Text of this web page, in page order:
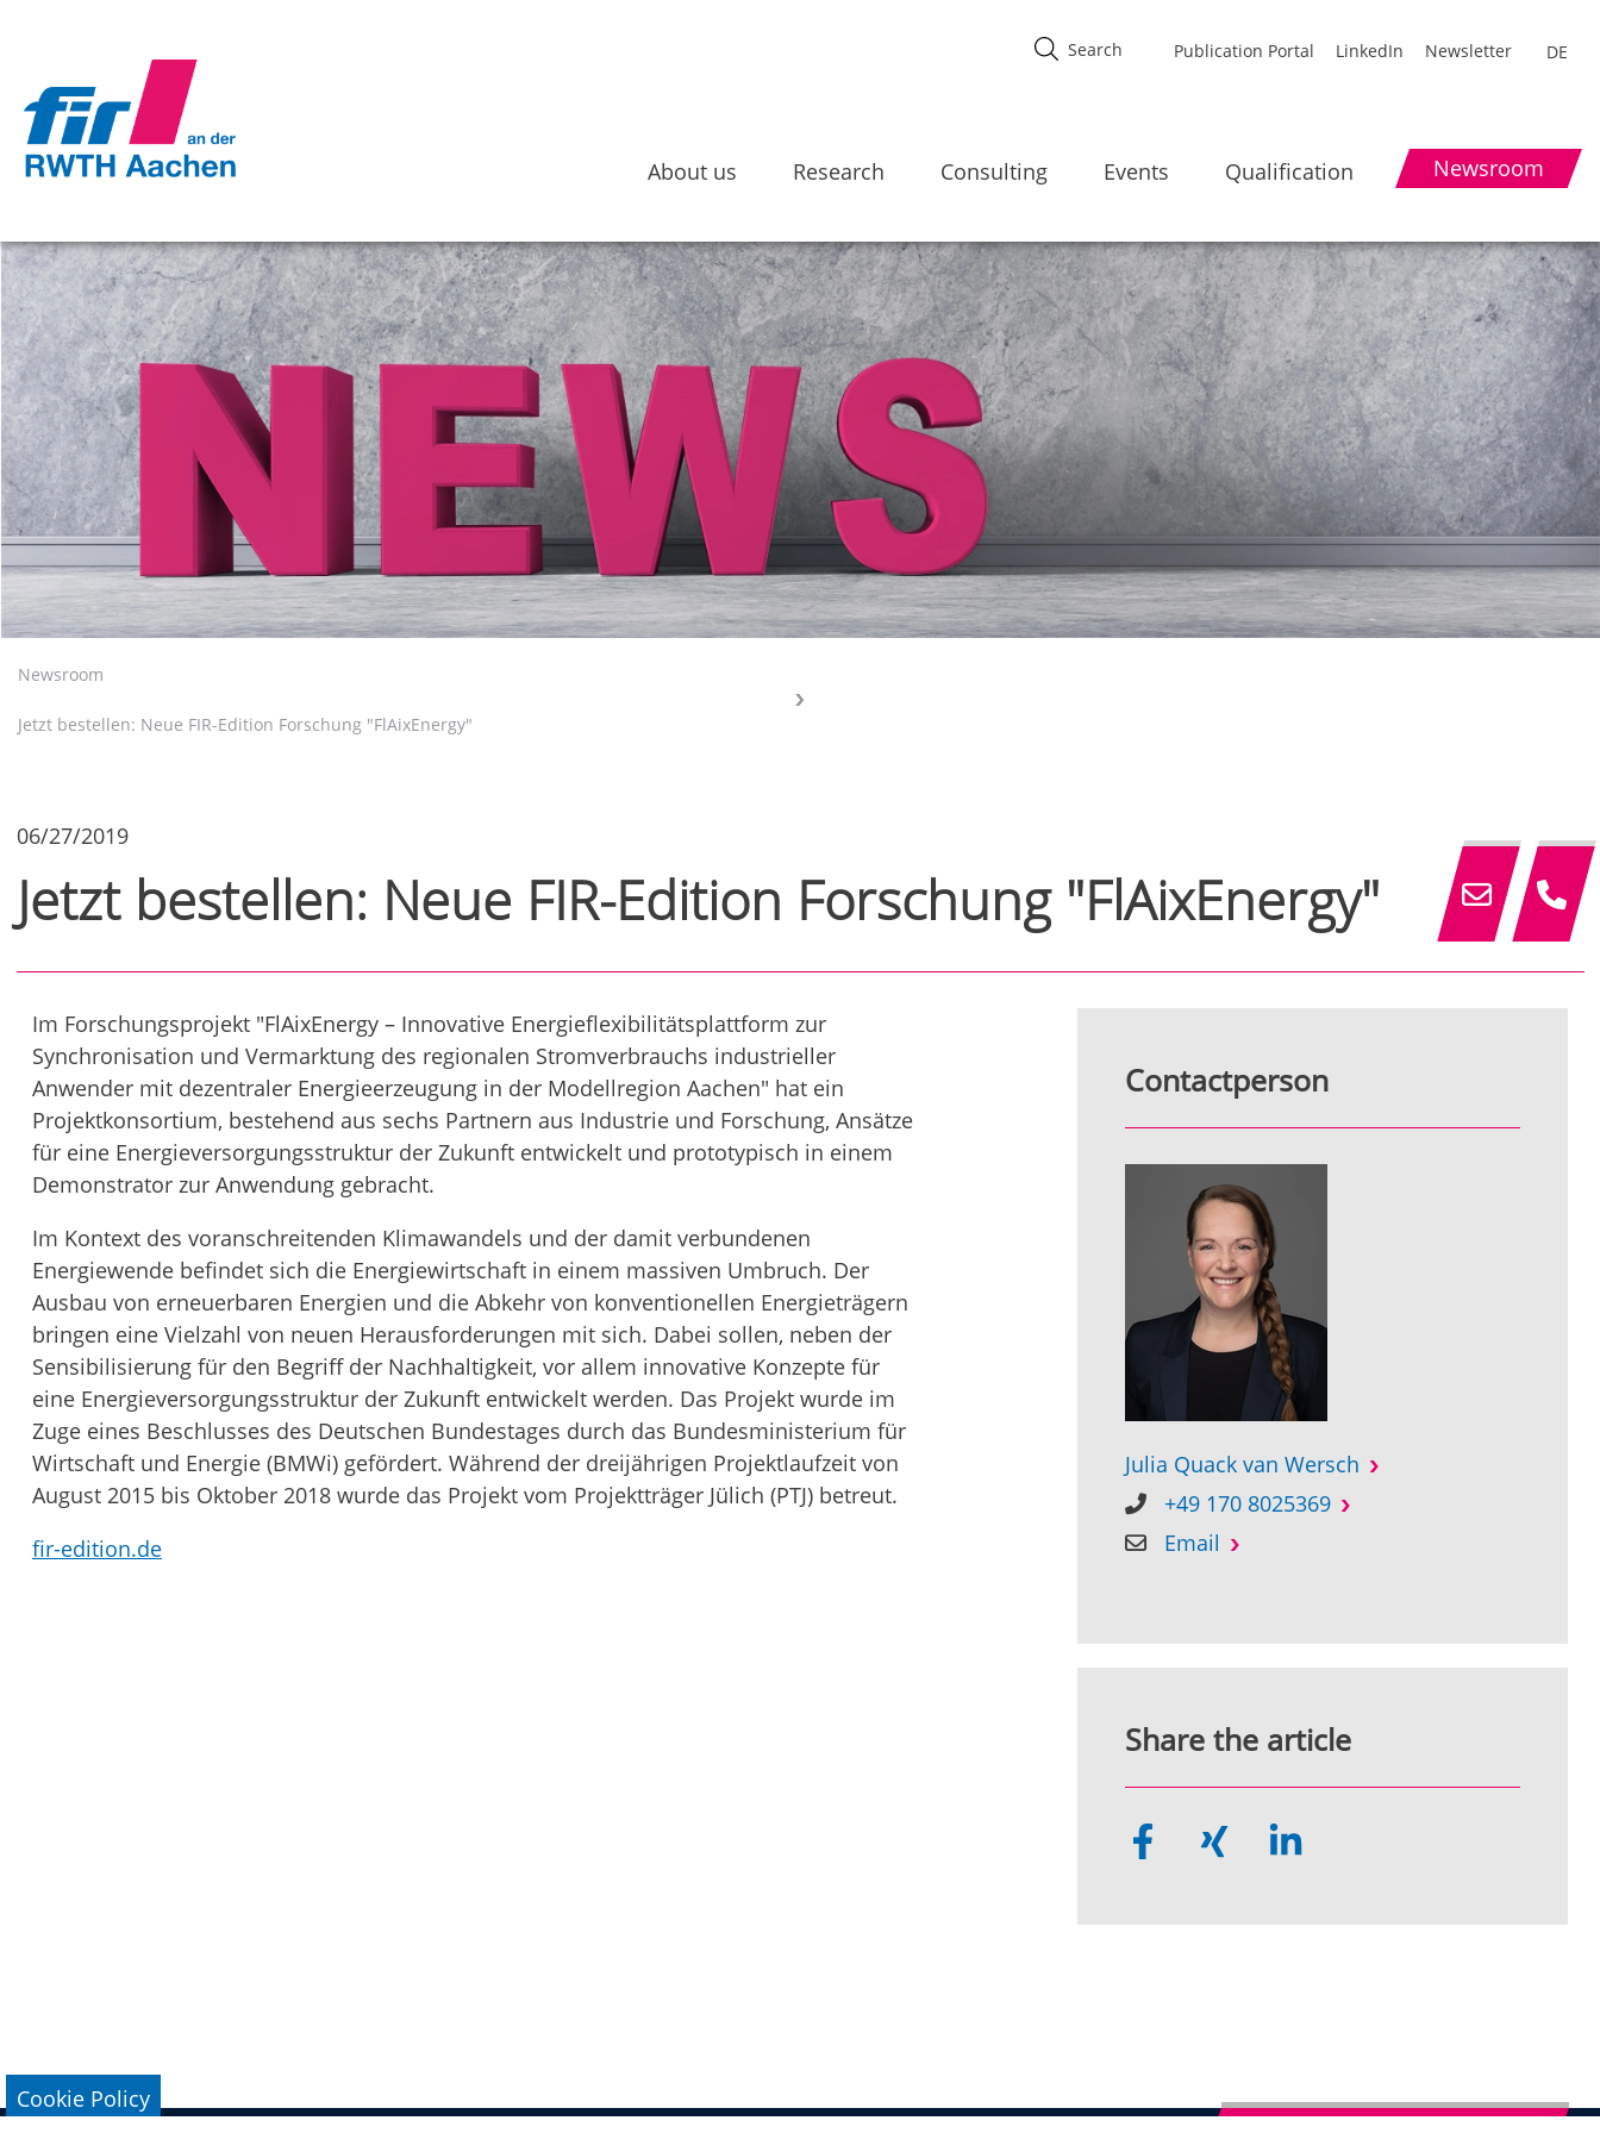
Publication Portal LinkedIn Newsletter DE
About us Research Consulting Events Qualification Newsroom
Newsroom
Jetzt bestellen: Neue FIR-Edition Forschung "FlAixEnergy"
06/27/2019
Jetzt bestellen: Neue FIR-Edition Forschung "FlAixEnergy"
Im Forschungsprojekt "FlAixEnergy – Innovative Energieflexibilitätsplattform zur
Synchronisation und Vermarktung des regionalen Stromverbrauchs industrieller
Anwender mit dezentraler Energieerzeugung in der Modellregion Aachen" hat ein
Projektkonsortium, bestehend aus sechs Partnern aus Industrie und Forschung, Ansätze
für eine Energieversorgungsstruktur der Zukunft entwickelt und prototypisch in einem
Demonstrator zur Anwendung gebracht.
Im Kontext des voranschreitenden Klimawandels und der damit verbundenen
Energiewende befindet sich die Energiewirtschaft in einem massiven Umbruch. Der
Ausbau von erneuerbaren Energien und die Abkehr von konventionellen Energieträgern
bringen eine Vielzahl von neuen Herausforderungen mit sich. Dabei sollen, neben der
Sensibilisierung für den Begriff der Nachhaltigkeit, vor allem innovative Konzepte für
eine Energieversorgungsstruktur der Zukunft entwickelt werden. Das Projekt wurde im
Zuge eines Beschlusses des Deutschen Bundestages durch das Bundesministerium für
Wirtschaft und Energie (BMWi) gefördert. Während der dreijährigen Projektlaufzeit von
August 2015 bis Oktober 2018 wurde das Projekt vom Projektträger Jülich (PTJ) betreut.
fir-edition.de
Contactperson
Julia Quack van Wersch
+49 170 8025369
Email
Share the article
Cookie Policy